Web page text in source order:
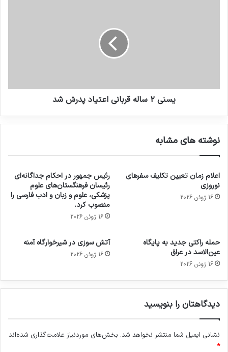
یسنی ۲ ساله قربانی اعتیاد پدرش شد
نوشته های مشابه
اعلام زمان تعیین تکلیف سفرهای
نوروزی
16 ژوئن 2026
رئیس جمهور در احکام جداگانه‌ای
رئیسان فرهنگستان‌های علوم
پزشکی، علوم و زبان و ادب فارسی را
منصوب کرد.
16 ژوئن 2026
حمله راکتی جدید به پایگاه
عین‌الاسد در عراق
16 ژوئن 2026
آتش سوزی در شیرخوارگاه آمنه
16 ژوئن 2026
دیدگاهتان را بنویسید
نشانی ایمیل شما منتشر نخواهد شد. بخش‌های موردنیاز علامت‌گذاری شده‌اند
*